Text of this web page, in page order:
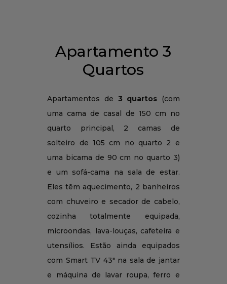
Apartamento 3
Quartos
Apartamentos de 3 quartos (com
uma cama de casal de 150 cm no
quarto principal, 2 camas de
solteiro de 105 cm no quarto 2 e
uma bicama de 90 cm no quarto 3)
e um sofá-cama na sala de estar.
Eles têm aquecimento, 2 banheiros
com chuveiro e secador de cabelo,
cozinha totalmente equipada,
microondas, lava-louças, cafeteira e
utensílios. Estão ainda equipados
com Smart TV 43" na sala de jantar
e máquina de lavar roupa, ferro e